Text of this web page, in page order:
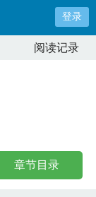
登录
阅读记录
章节目录